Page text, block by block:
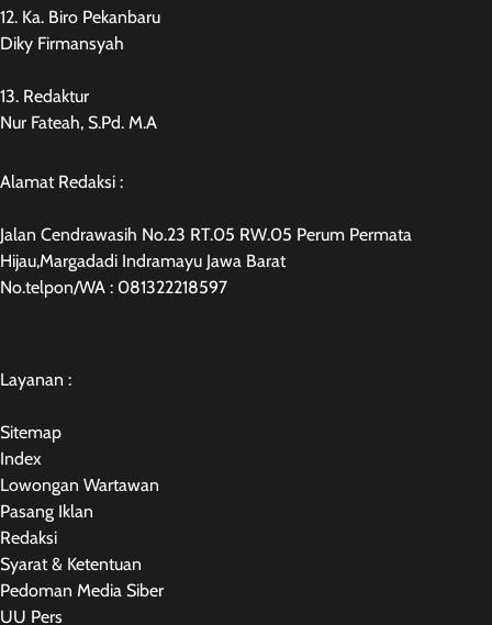
12. Ka. Biro Pekanbaru
Diky Firmansyah
13. Redaktur
Nur Fateah, S.Pd. M.A
Alamat Redaksi :
Jalan Cendrawasih No.23 RT.05 RW.05 Perum Permata
Hijau,Margadadi Indramayu Jawa Barat
No.telpon/WA : 081322218597
Layanan :
Sitemap
Index
Lowongan Wartawan
Pasang Iklan
Redaksi
Syarat & Ketentuan
Pedoman Media Siber
UU Pers